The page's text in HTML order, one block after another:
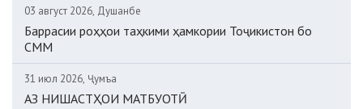
03 август 2026, Душанбе
Баррасии роҳҳои таҳкими ҳамкории Тоҷикистон бо
СММ
31 июл 2026, Ҷумъа
АЗ НИШАСТҲОИ МАТБУОТӢ